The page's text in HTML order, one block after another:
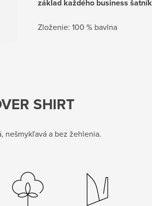
základ každého business
Zloženie: 100 % bavlna
SHIRT
nešmykľavá a bez žehlenia.